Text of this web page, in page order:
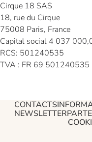
Cirque 18 SAS
18, rue du Cirque
75008 Paris, France
Capital social 4 037
RCS: 501240535
TVA : FR 69 501240535
CONTACTS
NEWSLETTER